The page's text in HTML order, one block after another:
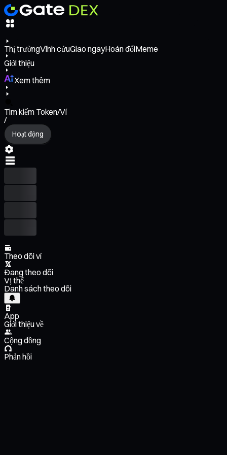
Thị trườngVĩnh cửuGiao ngayHoán đổiMeme
Giới thiệu
Xem thêm
Tìm kiếm Token/Ví
/
Hoạt động
Theo dõi ví
Đang theo dõi
Vị thế
Danh sách theo dõi
App
Giới thiệu về
Cộng đồng
Phản hồi